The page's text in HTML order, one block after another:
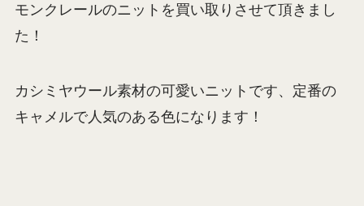
モンクレールのニットを買い取りさせて頂きまし
た！
カシミヤウール素材の可愛いニットです、定番の
キャメルで人気のある色になります！